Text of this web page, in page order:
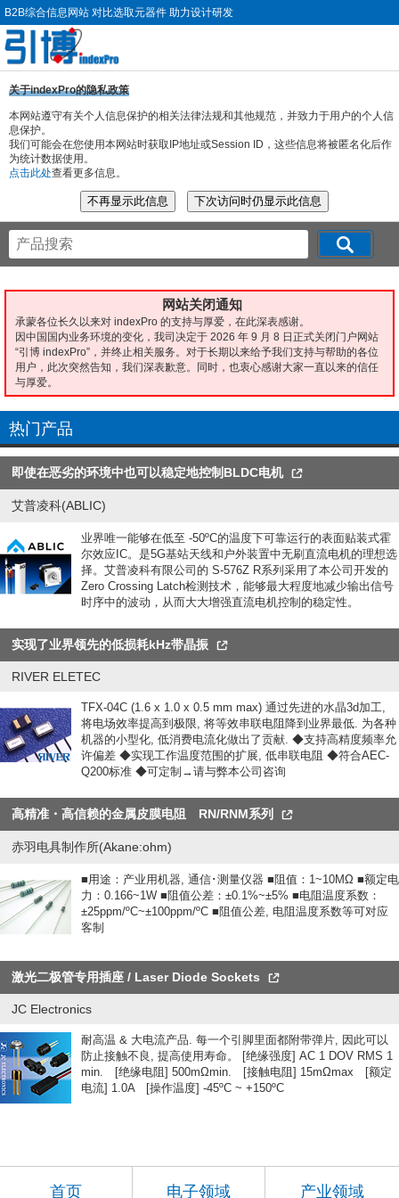
B2B综合信息网站 对比选取元器件 助力设计研发
关于indexPro的隐私政策
本网站遵守有关个人信息保护的相关法律法规和其他规范，并致力于用户的个人信
息保护。
我们可能会在您使用本网站时获取IP地址或Session ID，这些信息将被匿名化后作
为统计数据使用。
点击此处查看更多信息。
网站关闭通知
承蒙各位长久以来对 indexPro 的支持与厚爱，在此深表感谢。
因中国国内业务环境的变化，我司决定于 2026 年 9 月 8 日正式关闭门户网站
“引博 indexPro”，并终止相关服务。对于长期以来给予我们支持与帮助的各位
用户，此次突然告知，我们深表歉意。同时，也衷心感谢大家一直以来的信任
与厚爱。
热门产品
即使在恶劣的环境中也可以稳定地控制BLDC电机
艾普凌科(ABLIC)
业界唯一能够在低至 -50ºC的温度下可靠运行的表面贴装式霍
尔效应IC。是5G基站天线和户外装置中无刷直流电机的理想选
择。艾普凌科有限公司的 S-576Z R系列采用了本公司开发的
Zero Crossing Latch检测技术，能够最大程度地减少输出信号
时序中的波动，从而大大增强直流电机控制的稳定性。
实现了业界领先的低损耗kHz带晶振
RIVER ELETEC
TFX-04C (1.6 x 1.0 x 0.5 mm max) 通过先进的水晶3d加工,
将电场效率提高到极限, 将等效串联电阻降到业界最低. 为各种
机器的小型化, 低消费电流化做出了贡献. ◆支持高精度频率允
许偏差 ◆实现工作温度范围的扩展, 低串联电阻 ◆符合AEC-
Q200标准 ◆可定制→请与弊本公司咨询
高精准・高信赖的金属皮膜电阻 RN/RNM系列
赤羽电具制作所(Akane:ohm)
■用途：产业用机器, 通信･测量仪器 ■阻值：1~10MΩ ■额定电
力：0.166~1W ■阻值公差：±0.1%~±5% ■电阻温度系数：
±25ppm/ºC~±100ppm/ºC ■阻值公差, 电阻温度系数等可对应
客制
激光二极管专用插座 / Laser Diode Sockets
JC Electronics
耐高温 & 大电流产品. 每一个引脚里面都附带弹片, 因此可以
防止接触不良, 提高使用寿命。 [绝缘强度] AC 1 DOV RMS 1
min. [绝缘电阻] 500mΩmin. [接触电阻] 15mΩmax [额定
电流] 1.0A [操作温度] -45ºC ~ +150ºC
首页 电子领域 产业领域